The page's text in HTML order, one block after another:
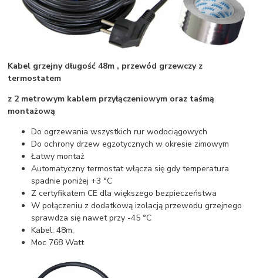
Kabel grzejny długość 48m , przewód grzewczy z
termostatem
z 2 metrowym kablem przyłączeniowym oraz taśmą
montażową
Do ogrzewania wszystkich rur wodociągowych
Do ochrony drzew egzotycznych w okresie zimowym
Łatwy montaż
Automatyczny termostat włącza się gdy temperatura
spadnie poniżej +3 °C
Z certyfikatem CE dla większego bezpieczeństwa
W połączeniu z dodatkową izolacją przewodu grzejnego
sprawdza się nawet przy -45 °C
Kabel: 48m,
Moc 768 Watt